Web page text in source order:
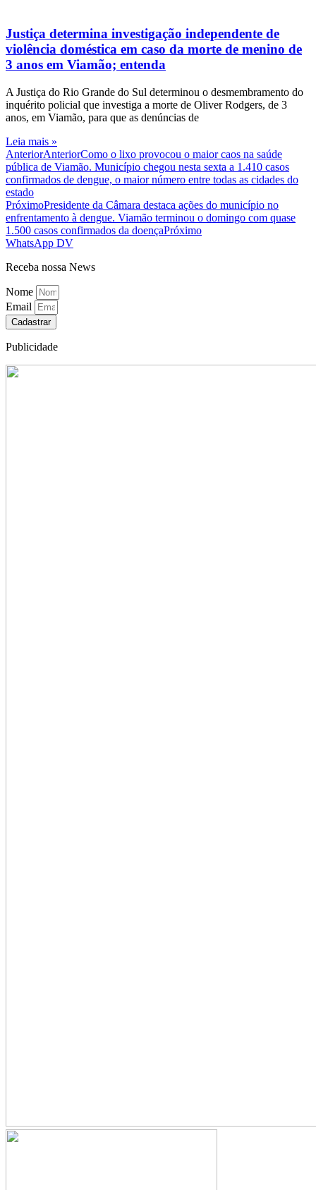
Justiça determina investigação independente de
violência doméstica em caso da morte de menino de
3 anos em Viamão; entenda
A Justiça do Rio Grande do Sul determinou o desmembramento do
inquérito policial que investiga a morte de Oliver Rodgers, de 3
anos, em Viamão, para que as denúncias de
Leia mais »
AnteriorAnteriorComo o lixo provocou o maior caos na saúde
pública de Viamão. Município chegou nesta sexta a 1.410 casos
confirmados de dengue, o maior número entre todas as cidades do
estado
PróximoPresidente da Câmara destaca ações do município no
enfrentamento à dengue. Viamão terminou o domingo com quase
1.500 casos confirmados da doençaPróximo
WhatsApp DV
Receba nossa News
Nome
Email
Cadastrar
Publicidade